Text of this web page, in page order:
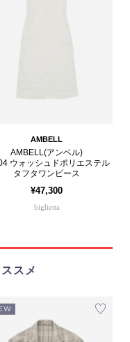
AMBELL
AMBELL(アンベル)
ウォッシュドポリエステル
タフタワンピース
¥47,300
biglietta
スメ